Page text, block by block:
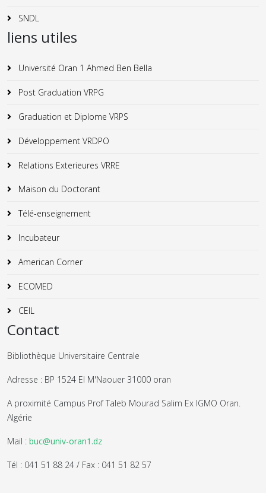
SNDL
liens utiles
Université Oran 1 Ahmed Ben Bella
Post Graduation VRPG
Graduation et Diplome VRPS
Développement VRDPO
Relations Exterieures VRRE
Maison du Doctorant
Télé-enseignement
Incubateur
American Corner
ECOMED
CEIL
Contact
Bibliothèque Universitaire Centrale
Adresse : BP 1524 El M'Naouer 31000 oran
A proximité Campus Prof Taleb Mourad Salim Ex IGMO Oran.
Algérie
Mail : buc@univ-oran1.dz
Tél : 041 51 88 24 / Fax : 041 51 82 57